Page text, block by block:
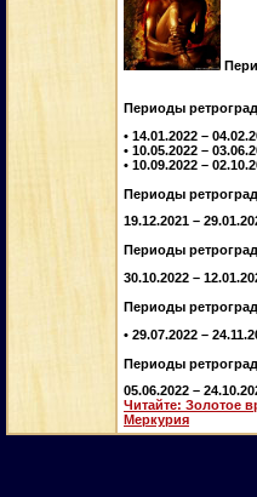
Периоды
• 14.01.2022 –
• 10.05.2022 –
• 10.09.2022 –
Периоды
19.12.2021 –
Периоды
30.10.2022 –
Периоды
• 29.07.2022 –
Периоды
05.06.2022 –
Читайте: Золотое
Меркурия